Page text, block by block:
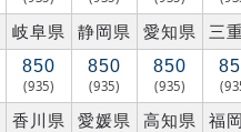
岐阜県 静岡県 愛知県 三
850
(935)
850
(935)
850
(935)
香川県 愛媛県 高知県 福